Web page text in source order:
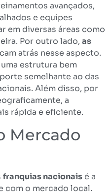
avançados,
e equipes
em diversas áreas como
Por outro lado, as
atrás nesse aspecto.
estrutura bem
semelhante ao das
Além disso, por
a
rápida e eficiente.
Mercado
franquias nacionaisé a
com o mercado local.